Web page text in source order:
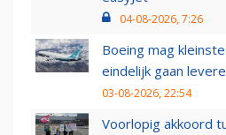
04-08-2026, 7:26
Boeing mag
eindelijk gaan
03-08-2026, 22:54
Voorlopig akkoord